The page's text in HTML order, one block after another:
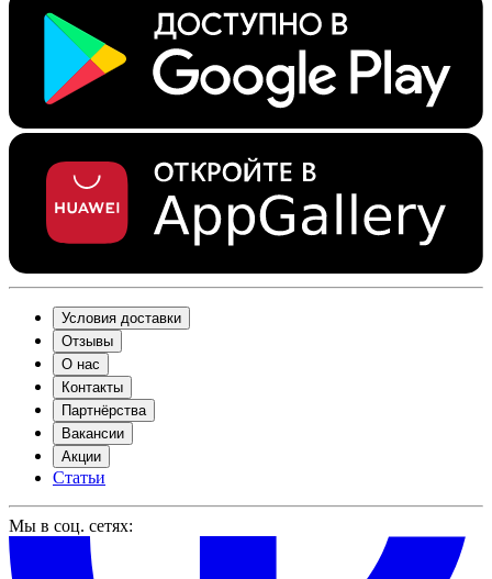
Условия доставки
Отзывы
О нас
Контакты
Партнёрства
Вакансии
Акции
Статьи
Мы в соц. сетях: